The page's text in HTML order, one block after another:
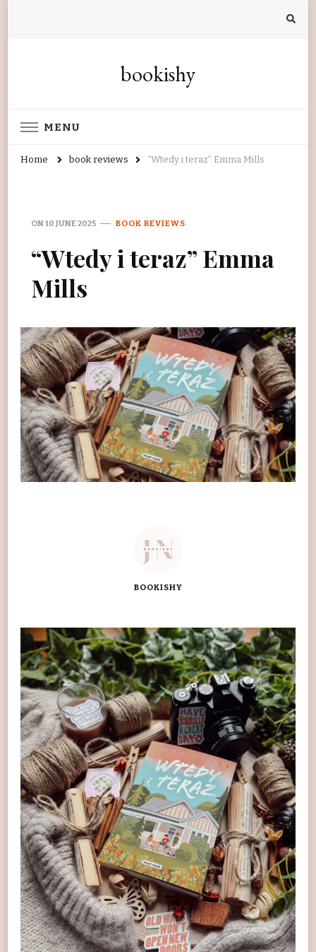
bookishy
MENU
Home book reviews “Wtedy i teraz” Emma Mills
ON10 JUNE 2025 BOOK REVIEWS
“Wtedy i teraz” Emma
Mills
BOOKISHY